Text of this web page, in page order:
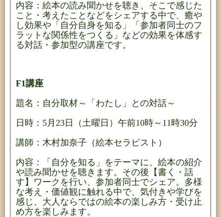
内容：絵本の読み聞かせを聴き、そこで感じた
こと・考えたことなどをシェアする中で、癒や
し効果や「自分自身を知る」「参加者同士のフ
ラットな関係性をつくる」などの効果を体感す
る対話・参加型の講座です。
F1講座
題名：自分取材～「わたし」との対話～
日時：5月23日（土曜日）午前10時～11時30分
講師：木村加奈子（絵本セラピスト）
内容：「自分を知る」をテーマに、絵本の紹介
や読み聞かせを聴きます。その後【書く・話
す】ワークを行い、参加者同士でシェア。多様
な考え・価値観に触れる中で、気付きや学びを
感じ、大人ならではの絵本の楽しみ方・受け止
め方を楽しみます。